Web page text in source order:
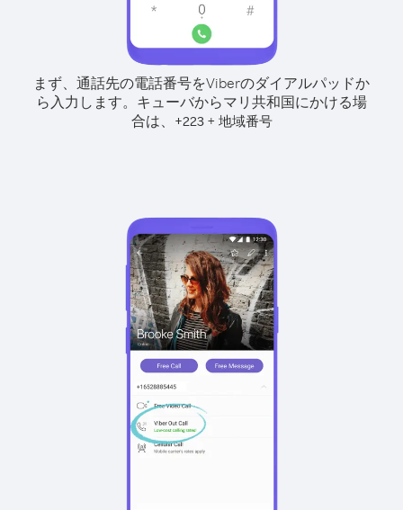
まず、通話先の電話番号をViberのダイアルパッドか
ら入力します。 キューバからマリ共和国にかける場
合は、
+223+ 地域番号